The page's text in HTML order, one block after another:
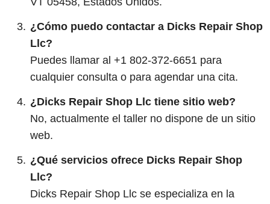
¿Cómo puedo contactar a Dicks Repair Shop
Llc?
Puedes llamar al +1 802-372-6651 para
cualquier consulta o para agendar una cita.
¿Dicks Repair Shop Llc tiene sitio web?
No, actualmente el taller no dispone de un sitio
web.
¿Qué servicios ofrece Dicks Repair Shop
Llc?
Dicks Repair Shop Llc se especializa en la